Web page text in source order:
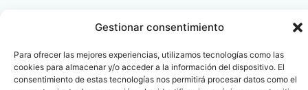
Gestionar consentimiento
Para ofrecer las mejores experiencias, utilizamos tecnologías como las
cookies para almacenar y/o acceder a la información del dispositivo. El
consentimiento de estas tecnologías nos permitirá procesar datos como el
Contacto
info@fenin.es
Oficina Barcelona
Travesera de Gracia, 56 -
1º, 3ª 08006